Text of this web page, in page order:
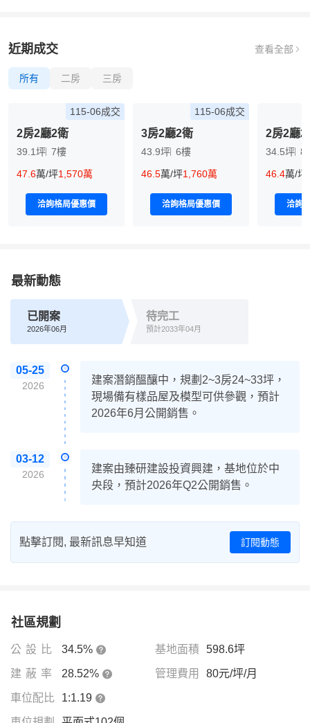
近期成交 查看全部
所有 二房 三房
115-06成交
2房2廳2衛
39.1坪 7樓
47.6萬/坪1,570萬
洽詢格局優惠價
115-06成交
3房2廳2衛
43.9坪 6樓
46.5萬/坪1,760萬
洽詢格局優惠價
2房2廳2
34.5坪 8
46.4萬/坪
洽詢
最新動態
已開案
2026年06月
待完工
預計2033年04月
05-25
2026
建案潛銷醞釀中，規劃2~3房24~33坪，
現場備有樣品屋及模型可供參觀，預計
2026年6月公開銷售。
03-12
2026
建案由臻研建設投資興建，基地位於中
央段，預計2026年Q2公開銷售。
點擊訂閱, 最新訊息早知道 訂閱動態
社區規劃
公設比 34.5% 基地面積 598.6坪
建蔽率 28.52% 管理費用 80元/坪/月
車位配比 1:1.19